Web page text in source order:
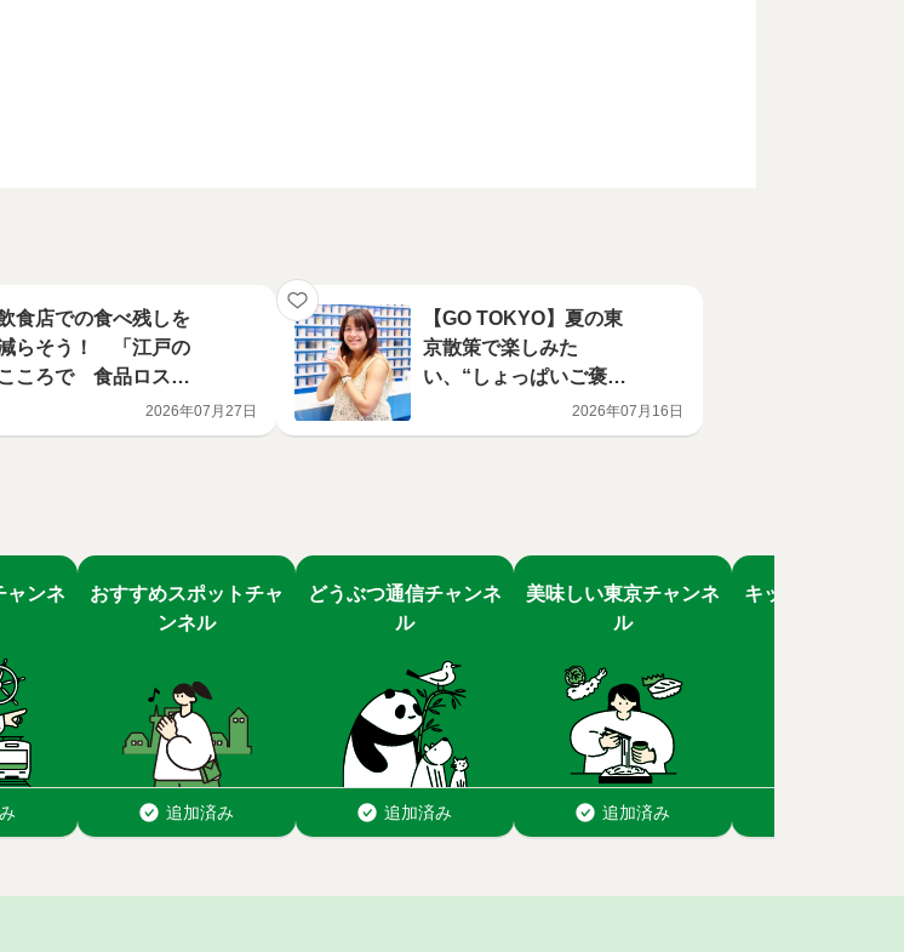
食店での食べ残しを
らそう！ 「江戸の
こころで 食品ロスゼ
ロ！キャンペーン」参
店舗募集のお知らせ
2026年07月27日
【GO TOKYO】夏の東
京散策で楽しみた
い、“しょっぱいご褒
2026年07月16日